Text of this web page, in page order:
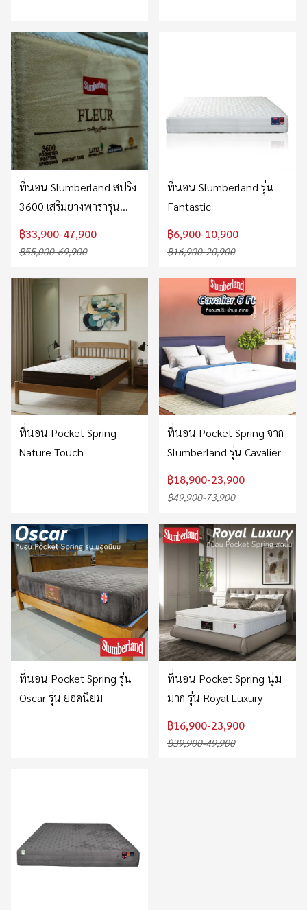
ที่นอน Slumberland สปริง
3600 เสริมยางพารารุ่น
Fleur
฿33,900-47,900
฿55,000-69,900
ที่นอน Slumberland รุ่น
Fantastic
฿6,900-10,900
฿16,900-20,900
ที่นอน Pocket Spring
Nature Touch
ที่นอน Pocket Spring จาก
Slumberland รุ่น Cavalier
฿18,900-23,900
฿49,900-73,900
ที่นอน Pocket Spring รุ่น
Oscar รุ่น ยอดนิยม
ที่นอน Pocket Spring นุ่ม
มาก รุ่น Royal Luxury
฿16,900-23,900
฿39,900-49,900